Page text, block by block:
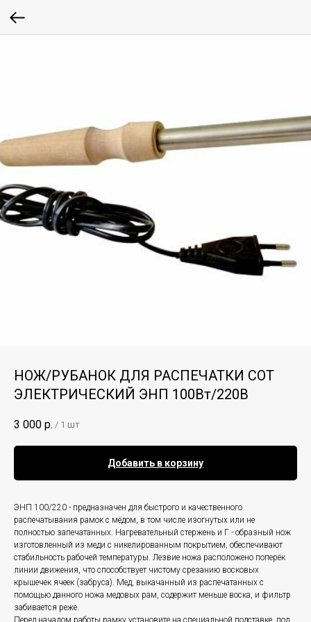
НОЖ/РУБАНОК ДЛЯ РАСПЕЧАТКИ СОТ
ЭЛЕКТРИЧЕСКИЙ ЭНП 100Вт/220В
3 000 р. / 1 шт
Добавить в корзину
ЭНП 100/220 - предназначен для быстрого и качественного
распечатывания рамок с мёдом, в том числе изогнутых или не
полностью запечатанных. Нагревательный стержень и Г - образный нож
изготовленный из меди с никелированным покрытием, обеспечивают
стабильность рабочей температуры. Лезвие ножа расположено поперёк
линии движения, что способствует чистому срезанию восковых
крышечек ячеек (забруса). Мед, выкачанный из распечатанных с
помощью данного ножа медовых рам, содержит меньше воска, и фильтр
забивается реже.